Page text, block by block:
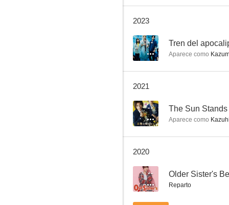
2023
-- Tren del
Aparece como
2021
-- The Sun
Aparece como
2020
-- Older Sister's
Reparto